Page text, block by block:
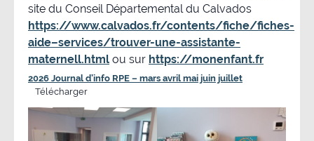
site du Conseil Départemental du Calvados
https://www.calvados.fr/contents/fiche/fiches-
aide–services/trouver-une-assistante-
maternell.html ou sur https://monenfant.fr
2026 Journal d’info RPE – mars avril mai juin juillet
Télécharger